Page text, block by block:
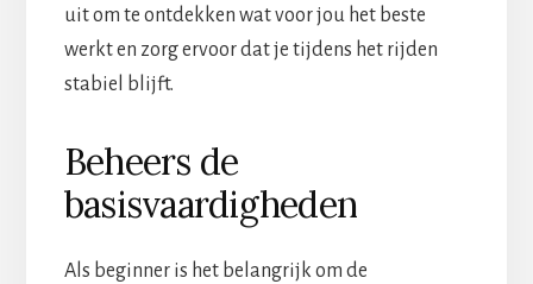
uit om te ontdekken wat voor jou het beste
werkt en zorg ervoor dat je tijdens het rijden
stabiel blijft.
Beheers de
basisvaardigheden
Als beginner is het belangrijk om de